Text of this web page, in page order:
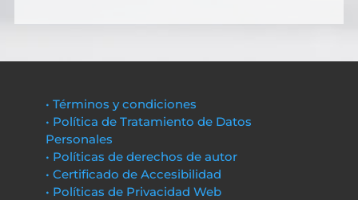
• Términos y condiciones
• Política de Tratamiento de Datos
Personales
• Políticas de derechos de autor
• Certificado de Accesibilidad
• Políticas de Privacidad Web